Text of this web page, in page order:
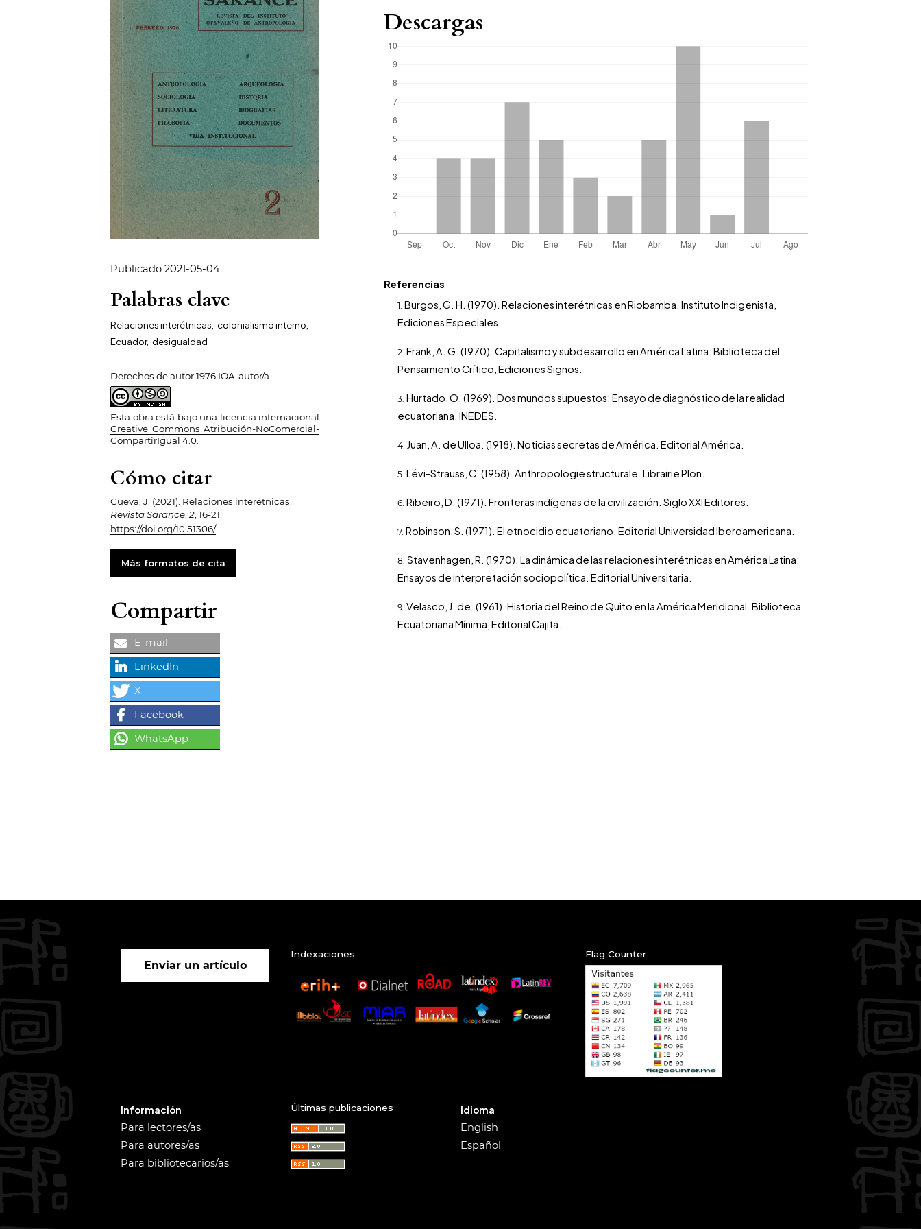
Publicado 2021-05-04
Palabras clave
Relaciones interétnicas colonialismo interno
Ecuador, desigualdad
Derechos de autor 1976 IOA-autor/a
Esta obra está bajo una licencia internacional
Creative Commons Atribución-NoComercial-
CompartirIgual 4.0
Cómo citar
Cueva, J. (2021). Relaciones interétnicas.
Revista Sarance ,2 , 16-21.
https://doi.org/10.51306/
Más formatos de cita
Compartir
Descargas
Referencias
Burgos, G. H. (1970). Relaciones interétnicas en Riobamba. Instituto Indigenista,
Ediciones Especiales.
Frank, A. G. (1970). Capitalismo y subdesarrollo en América Latina. Biblioteca del
Pensamiento Crítico, Ediciones Signos.
Hurtado, O. (1969). Dos mundos supuestos: Ensayo de diagnóstico de la realidad
ecuatoriana. INEDES.
Juan, A. de Ulloa. (1918). Noticias secretas de América. Editorial América.
Lévi-Strauss, C. (1958). Anthropologie structurale. Librairie Plon.
Ribeiro, D. (1971). Fronteras indígenas de la civilización. Siglo XXI Editores.
Robinson, S. (1971). El etnocidio ecuatoriano. Editorial Universidad Iberoamericana.
Stavenhagen, R. (1970). La dinámica de las relaciones interétnicas en América Latina:
Ensayos de interpretación sociopolítica. Editorial Universitaria.
Velasco, J. de. (1961). Historia del Reino de Quito en la América Meridional. Biblioteca
Ecuatoriana Mínima, Editorial Cajita.
Enviar un artículo
Indexaciones Flag Counter
Información
Para lectores/as
Para autores/as
Para bibliotecarios/as
Últimas publicaciones Idioma
English
Español